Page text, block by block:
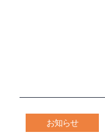
お知らせ